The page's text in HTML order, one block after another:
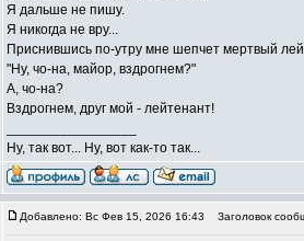
Я дальше не пишу.
Я никогда не вру...
Приснившись по-утру мне шепчет мертвый
"Ну, чо-на, майор, вздрогнем?"
А, чо-на?
Вздрогнем, друг мой - лейтенант!
Ну, так вот... Ну, вот как-то так...
Добавлено: Вс Фев 15, 2026 16:43 Заголовок